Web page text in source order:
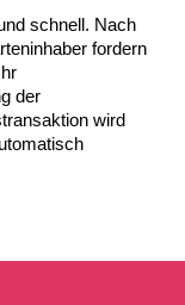
schnell. Nach
fordern
der
wird